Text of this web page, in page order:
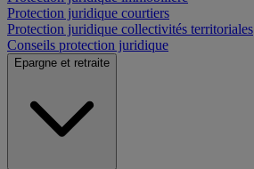
Protection juridique courtiers
Protection juridique collectivités territoriales
Conseils protection juridique
Epargne et retraite